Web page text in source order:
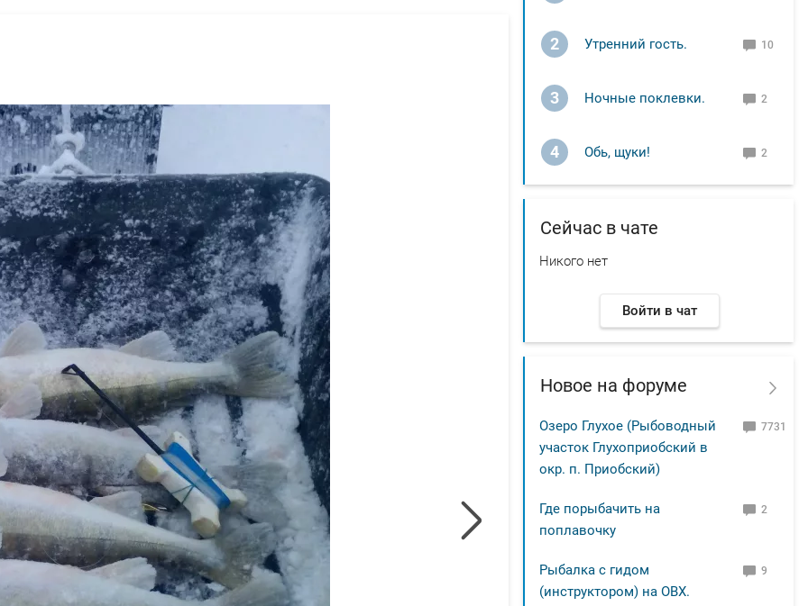
2 Утренний гость. 10
3 Ночные поклевки. 2
4 Обь, щуки! 2
Сейчас в чате
Никого нет
Войти в чат
Новое на форуме
Озеро Глухое (Рыбоводный
участок Глухоприобский в
окр. п. Приобский)
7731
Где порыбачить на
поплавочку
2
Рыбалка с гидом
(инструктором) на ОВХ.
9